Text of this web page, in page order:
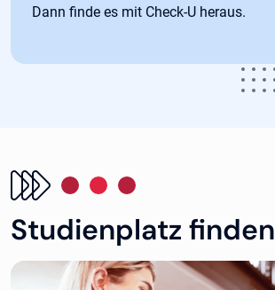
Dann finde es mit Check-U heraus.
Studienplatz finden